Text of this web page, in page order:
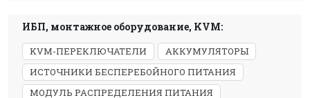
ИБП, монтажное оборудование, KVM:
KVM-ПЕРЕКЛЮЧАТЕЛИ
АККУМУЛЯТОРЫ
ИСТОЧНИКИ БЕСПЕРЕБОЙНОГО ПИТАНИЯ
МОДУЛЬ РАСПРЕДЕЛЕНИЯ ПИТАНИЯ